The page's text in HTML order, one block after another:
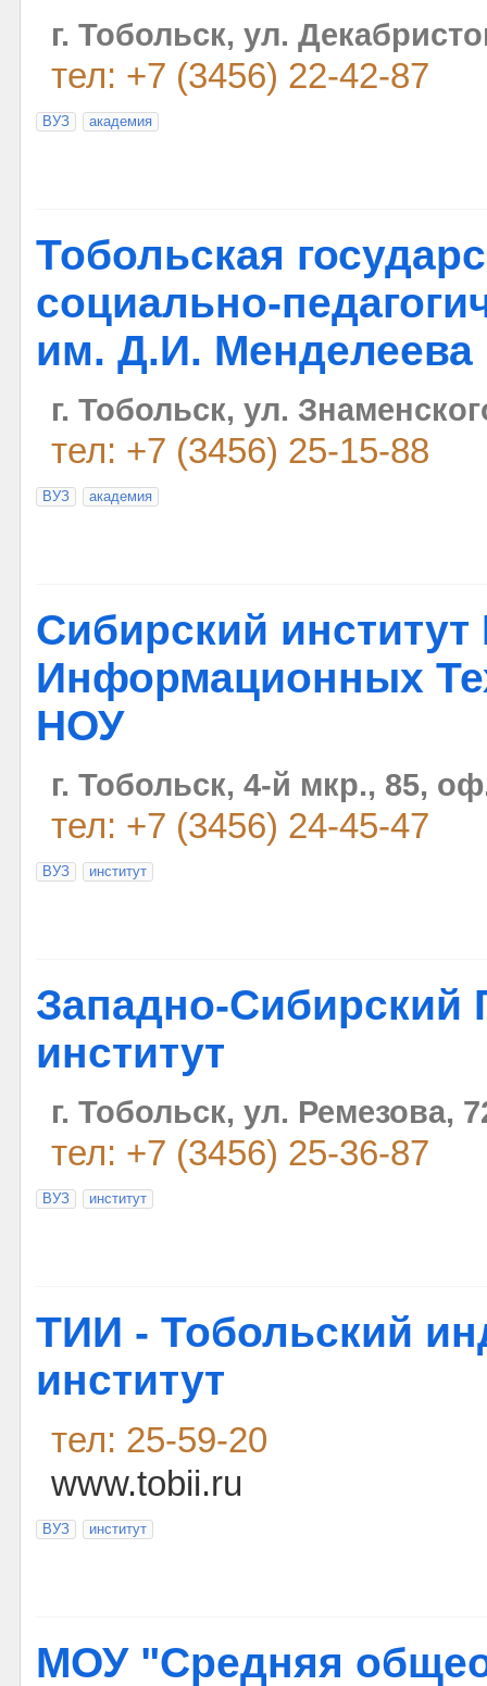
г. Тобольск, ул.
тел: +7 (3456) 22-42-87
ВУЗ академия
Тобольская
социально-
им. Д.И. Менделеева
г. Тобольск, ул.
тел: +7 (3456) 25-15-88
ВУЗ академия
Сибирский институт
Информационных
НОУ
г. Тобольск, 4-й мкр., 85,
тел: +7 (3456) 24-45-47
ВУЗ институт
Западно-Сибирский
институт
г. Тобольск, ул. Ремезова,
тел: +7 (3456) 25-36-87
ВУЗ институт
ТИИ - Тобольский
институт
тел: 25-59-20
www.tobii.ru
ВУЗ институт
МОУ "Средняя